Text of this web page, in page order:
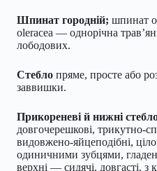
Шпинат городній; шпинат
oleracea — однорічна
лободових.
Стебло пряме, просте або
заввишки.
Прикореневі й нижні
довгочерешкові, трикутно-
видовжено-яйцеподібні,
одиничними зубцями,
верхні — сидячі, довгасті, з